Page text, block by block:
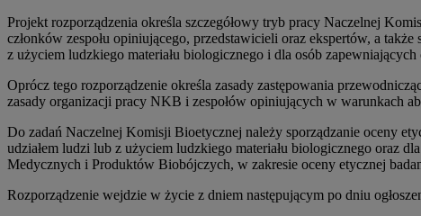
Projekt rozporządzenia określa szczegółowy tryb pracy Naczelnej
członków zespołu opiniującego, przedstawicieli oraz ekspertów, a
z użyciem ludzkiego materiału biologicznego i dla osób
Oprócz tego rozporządzenie określa zasady zastępowania
zasady organizacji pracy NKB i zespołów opiniujących w warunkach
Do zadań Naczelnej Komisji Bioetycznej należy sporządzanie oceny
udziałem ludzi lub z użyciem ludzkiego materiału biologicznego oraz
Medycznych i Produktów Biobójczych, w zakresie oceny etycznej
Rozporządzenie wejdzie w życie z dniem następującym po dniu